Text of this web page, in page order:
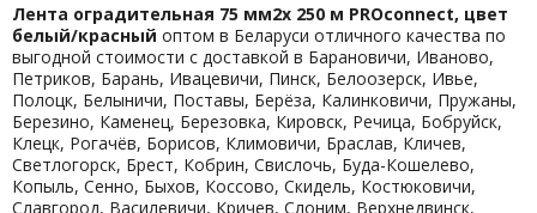
Лента оградительная 75 мм2х 250 м PROconnect, цвет
белый/красный оптом в Беларуси отличного качества по
выгодной стоимости с доставкой в Барановичи, Иваново,
Петриков, Барань, Ивацевичи, Пинск, Белоозерск, Ивье,
Полоцк, Белыничи, Поставы, Берёза, Калинковичи, Пружаны,
Березино, Каменец, Березовка, Кировск, Речица, Бобруйск,
Клецк, Рогачёв, Борисов, Климовичи, Браслав, Кличев,
Светлогорск, Брест, Кобрин, Свислочь, Буда-Кошелево,
Копыль, Сенно, Быхов, Коссово, Скидель, Костюковичи,
Славгород, Василевичи, Кричев, Слоним, Верхнедвинск,